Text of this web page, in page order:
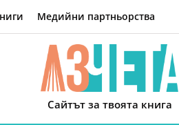
Медийни партньорства
Сайтът за твоята книга